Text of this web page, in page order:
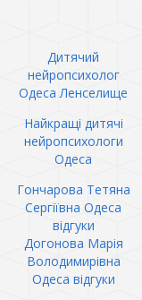
Дитячий
нейропсихолог
Одеса Ленселище
Найкращі дитячі
нейропсихологи
Одеса
Гончарова Тетяна
Сергіївна Одеса
відгуки
Догонова Марія
Володимирівна
Одеса відгуки